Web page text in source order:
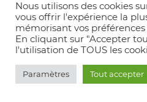
Nous utilisons des cookies
vous offrir l'expérience la
mémorisant vos
En cliquant sur "Accepter
l'utilisation de TOUS les
Paramètres Tout accepter